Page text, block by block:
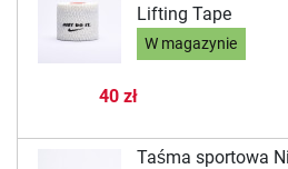
Lifting Tape
W magazynie
40 zł
Taśma sportowa